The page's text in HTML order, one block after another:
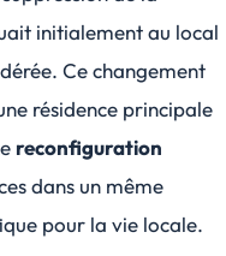
initialement au local
Ce changement
résidence principale
reconfiguration
dans un même
pour la vie locale.